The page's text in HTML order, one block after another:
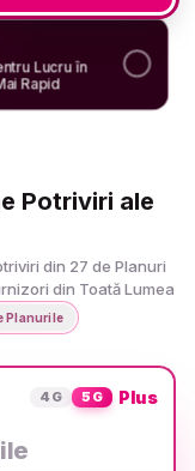
Lucru în
Rapid
Potriviri ale
din 27 de Planuri
din Toată Lumea
Planurile
4G 5G Plus